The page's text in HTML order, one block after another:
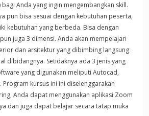
Anda yang ingin mengembangkan skill.
pun bisa sesuai dengan kebutuhan peserta,
kebutuhan yang berbeda. Bisa dengan
juga 3 dimensi. Anda akan mempelajari
dan arsitektur yang dibimbing langsung
dibidangnya. Setidaknya ada 3 jenis yang
yang digunakan meliputi Autocad,
Program kursus ini ini diselenggarakan
Anda dapat menggunakan aplikasi Zoom
dan juga dapat belajar secara tatap muka